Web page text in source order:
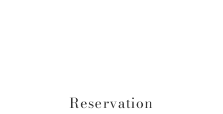
Reservation